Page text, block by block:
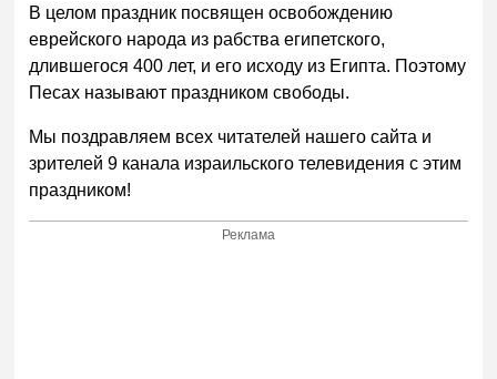
В целом праздник посвящен освобождению
еврейского народа из рабства египетского,
длившегося 400 лет, и его исходу из Египта. Поэтому
Песах называют праздником свободы.
Мы поздравляем всех читателей нашего сайта и
зрителей 9 канала израильского телевидения с этим
праздником!
Реклама